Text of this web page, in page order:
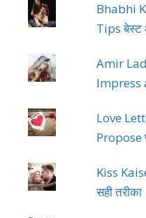
Bhabhi
Tips बेस्ट
Amir
Impress
Love
Propose
Kiss
सही तरीका